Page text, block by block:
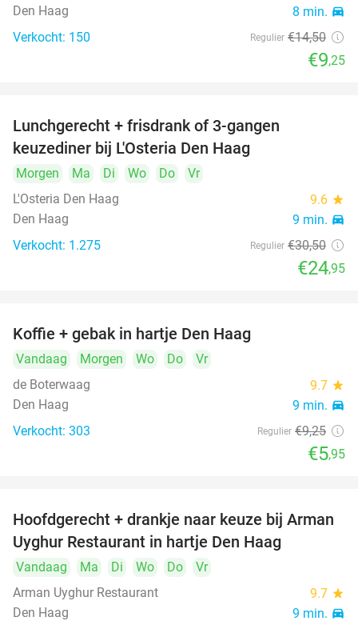
Den Haag 8 min. directions_car
Verkocht: 150 Regulier €14,50
€9,25
Lunchgerecht + frisdrank of 3-gangen
keuzediner bij L'Osteria Den Haag
Morgen Ma Di Wo Do
Vr
L'Osteria Den Haag
9.6 star
Den Haag 9 min. directions_car
Verkocht: 1.275 Regulier €30,50
€24,95
Koffie + gebak in hartje Den Haag
Vandaag Morgen Wo Do
Vr
de Boterwaag
9.7 star
Den Haag 9 min. directions_car
Verkocht: 303 Regulier €9,25
€5,95
30%
Hoofdgerecht + drankje naar keuze bij Arman
Uyghur Restaurant in hartje Den Haag
Vandaag Ma Di Wo Do
Vr
Arman Uyghur Restaurant
9.7 star
Den Haag 9 min. directions_car